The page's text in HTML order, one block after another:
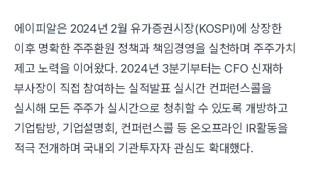
에이피알은 2024년 2월 유가증권시장(KOSPI)에 상장한
이후 명확한 주주환원 정책과 책임경영을 실천하며 주주가치
제고 노력을 이어왔다. 2024년 3분기부터는 CFO 신재하
부사장이 직접 참여하는 실적발표 실시간 컨퍼런스콜을
실시해 모든 주주가 실시간으로 청취할 수 있도록 개방하고
기업탐방, 기업설명회, 컨퍼런스콜 등 온오프라인 IR활동을
적극 전개하며 국내외 기관투자자 관심도 확대했다.